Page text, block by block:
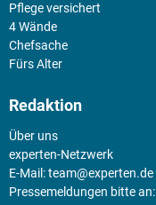
Pflege versichert
4 Wände
Chefsache
Fürs Alter
Redaktion
Über uns
experten-Netzwerk
E-Mail:team@experten.de
Pressemeldungen bitte an: